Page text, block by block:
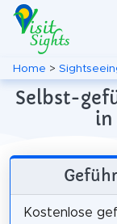
Home >
Selbst-
in
Kostenlose